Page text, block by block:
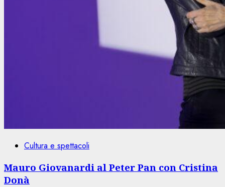
Cultura e spettacoli
Mauro Giovanardi al Peter Pan con Cristina
Donà